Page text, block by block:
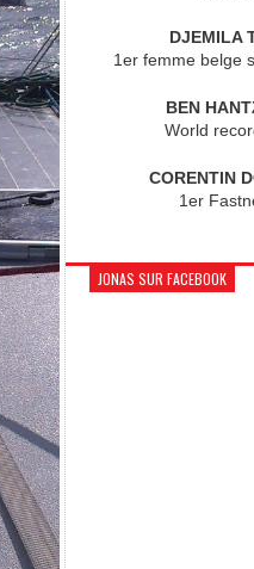
DJEMILA
1er femme belge
BEN
World
CORENTIN
1er
JONAS SUR FACEBOOK